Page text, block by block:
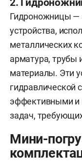
Гидроножницы —
устройства,
металлических
арматура, трубы
материалы. Эти
гидравлической
эффективными
задач,
Мини-